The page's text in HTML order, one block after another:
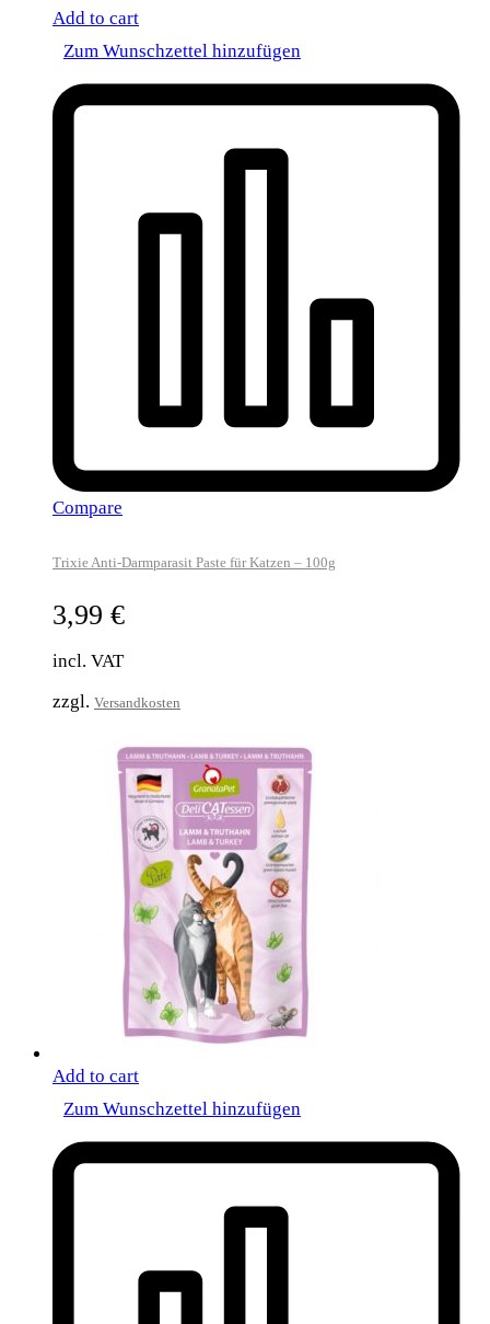
Add to cart
Zum Wunschzettel hinzufügen
Compare
Trixie Anti-Darmparasit Paste für Katzen – 100g
3,99 €
incl. VAT
zzgl. Versandkosten
Add to cart
Zum Wunschzettel hinzufügen